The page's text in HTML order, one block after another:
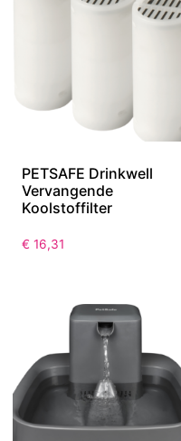
PETSAFE Drinkwell
Vervangende
Koolstoffilter
€ 16,31